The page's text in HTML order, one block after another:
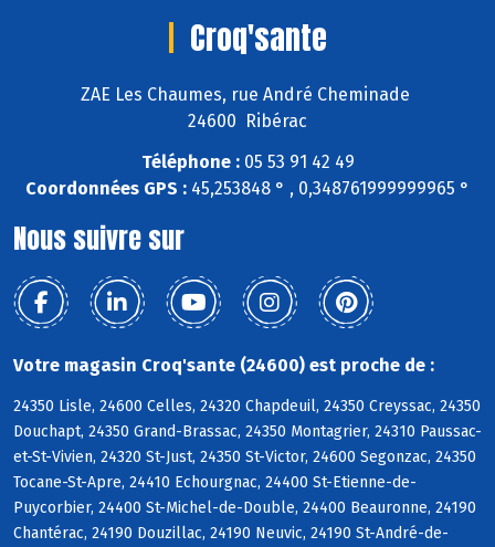
Croq'sante
ZAE Les Chaumes, rue André Cheminade
24600 Ribérac
Téléphone :05 53 91 42 49
Coordonnées GPS : 45,253848 ° , 0,348761999999965 °
Nous suivre sur
Votre magasin Croq'sante (24600) est proche de :
24350 Lisle, 24600 Celles, 24320 Chapdeuil, 24350 Creyssac, 24350
Douchapt, 24350 Grand-Brassac, 24350 Montagrier, 24310 Paussac-
et-St-Vivien, 24320 St-Just, 24350 St-Victor, 24600 Segonzac, 24350
Tocane-St-Apre, 24410 Echourgnac, 24400 St-Etienne-de-
Puycorbier, 24400 St-Michel-de-Double, 24400 Beauronne, 24190
Chantérac, 24190 Douzillac, 24190 Neuvic, 24190 St-André-de-